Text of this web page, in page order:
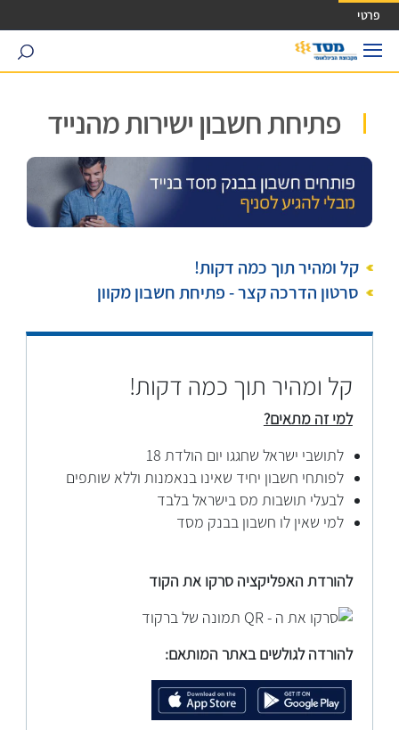
גישה ישירה לכפתור כניסה לחשבונך
פרטי
search
פתיחת חשבון ישירות מהנייד
קל ומהיר תוך כמה דקות!
סרטון הדרכה קצר - פתיחת חשבון מקוון
קל ומהיר תוך כמה דקות!
למי זה מתאים?
לתושבי ישראל שחגגו יום הולדת 18
לפותחי חשבון יחיד שאינו בנאמנות וללא שותפים
לבעלי תושבות מס בישראל בלבד
למי שאין לו חשבון בבנק מסד
להורדת האפליקציה סרקו את הקוד
להורדה לגולשים באתר המותאם: